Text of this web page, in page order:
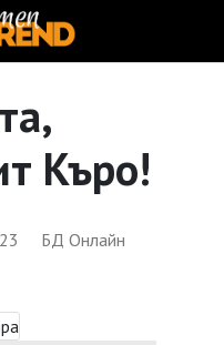
Къро!
БД Онлайн